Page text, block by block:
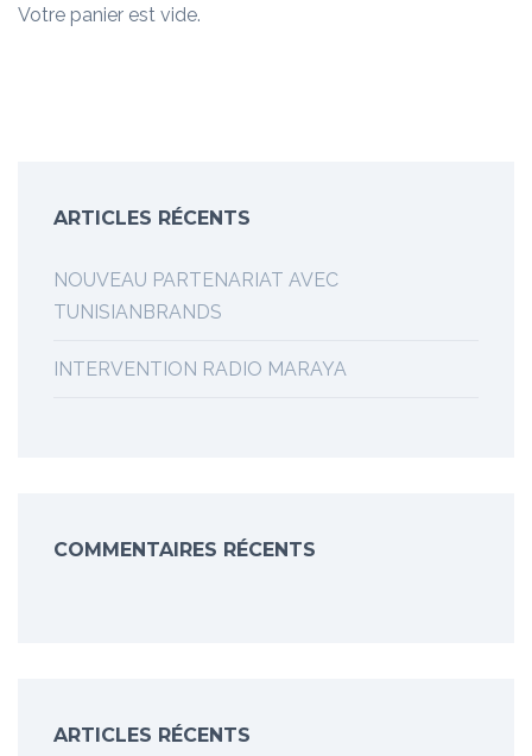
Votre panier est vide.
ARTICLES RÉCENTS
NOUVEAU PARTENARIAT AVEC
TUNISIANBRANDS
INTERVENTION RADIO MARAYA
COMMENTAIRES RÉCENTS
ARTICLES RÉCENTS